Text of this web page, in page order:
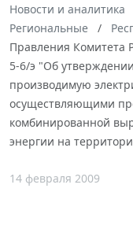
Новости и аналитика
Региональные
Правления Комитета
5-6/э "Об
производимую
осуществляющими
комбинированной
энергии на
14 февраля 2009